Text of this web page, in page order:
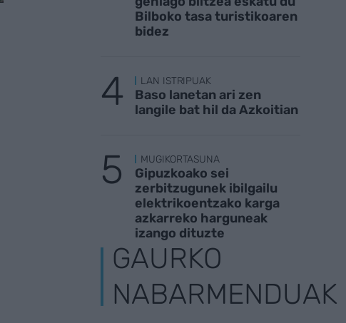
Bilboko tasa turistikoaren
bidez
LAN ISTRIPUAK
Baso lanetan ari zen
langile bat hil da Azkoitian
MUGIKORTASUNA
Gipuzkoako sei
zerbitzugunek ibilgailu
elektrikoentzako karga
azkarreko harguneak
izango dituzte
GAURKO
NABARMENDUAK